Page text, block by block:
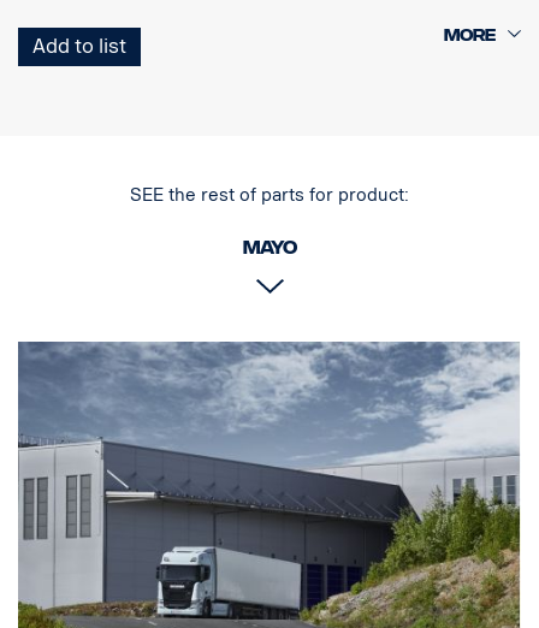
Diseño de luz de inundación, 6 LED, 29 W, carcasa de
aluminio/plástico negro, cristal reforzado con logotipo de Scania,
de vehículo rígido: FPC 04743D "Foco de trabajo trasero,
Add to list
SEE the rest of parts for product:
Mayo